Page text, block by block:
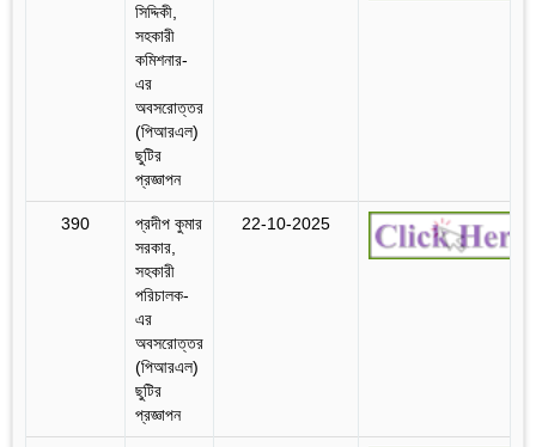
সিদ্দিকী,
সহকারী
কমিশনার-
এর
অবসরোত্তর
(পিআরএল)
ছুটির
প্রজ্ঞাপন
390
প্রদীপ কুমার
সরকার,
সহকারী
পরিচালক-
এর
অবসরোত্তর
(পিআরএল)
ছুটির
প্রজ্ঞাপন
22-10-2025